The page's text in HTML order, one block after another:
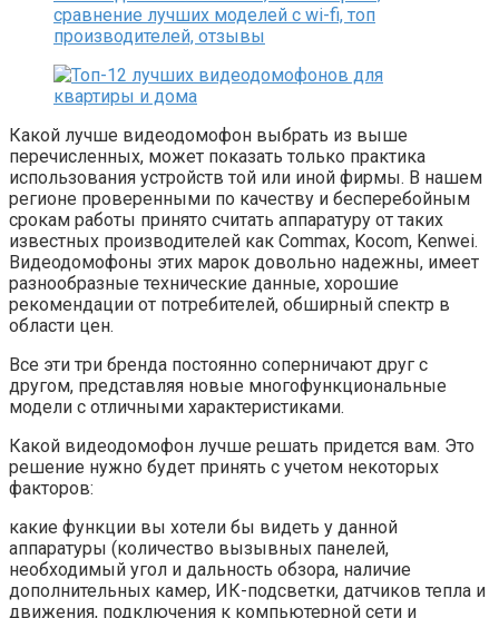
Какой лучше видеодомофон выбрать из выше
перечисленных, может показать только практика
использования устройств той или иной фирмы. В нашем
регионе проверенными по качеству и бесперебойным
срокам работы принято считать аппаратуру от таких
известных производителей как Commax, Kocom, Kenwei.
Видеодомофоны этих марок довольно надежны, имеет
разнообразные технические данные, хорошие
рекомендации от потребителей, обширный спектр в
области цен.
Все эти три бренда постоянно соперничают друг с
другом, представляя новые многофункциональные
модели с отличными характеристиками.
Какой видеодомофон лучше решать придется вам. Это
решение нужно будет принять с учетом некоторых
факторов:
какие функции вы хотели бы видеть у данной
аппаратуры (количество вызывных панелей,
необходимый угол и дальность обзора, наличие
дополнительных камер, ИК-подсветки, датчиков тепла и
движения, подключения к компьютерной сети и